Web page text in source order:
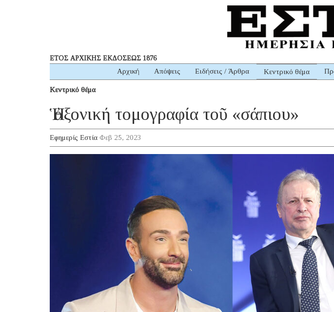
ΕΤΟΣ ΑΡΧΙΚΗΣ ΕΚΔΟΣΕΩΣ 1876
Αρχική Απόψεις Ειδήσεις / Άρθρα Κεντρικό θέμα
Κεντρικό θέμα
Ἡ ἀξονική τομογραφία τοῦ «σάπιου»
Εφημερίς Εστία Φεβ 25, 2023